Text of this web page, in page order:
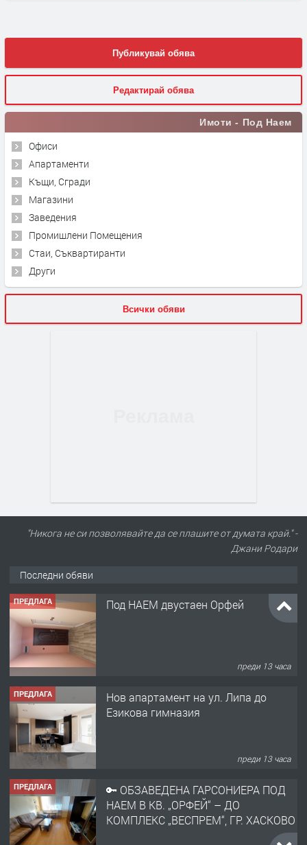
Публикувай обява
Редактирай обява
Имоти - Под Наем
Офиси
Апартаменти
Къщи, Сгради
Магазини
Заведения
Промишлени Помещения
Стаи, Съквартиранти
Други
Всички обяви
"Никога не си позволявайте да се плашите от думата край." -
Джани Родари
Последни обяви
ПРЕДЛАГА Под НАЕМ двустаен Орфей
преди 13 часа
ПРЕДЛАГА
Нов апартамент на ул. Липа до
Езикова гимназия
преди 13 часа
ПРЕДЛАГА
🔑 ОБЗАВЕДЕНА ГАРСОНИЕРА ПОД
НАЕМ В КВ. „ОРФЕЙ“ – ДО
КОМПЛЕКС „ВЕСПРЕМ“, ГР. ХАСКОВО